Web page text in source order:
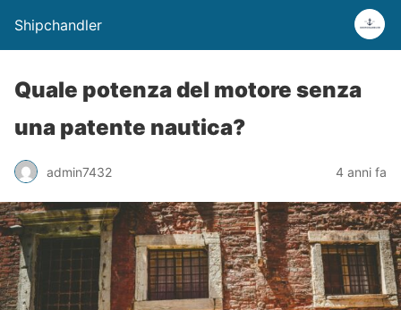
Shipchandler
Quale potenza del motore senza
una patente nautica?
admin7432 4 anni fa